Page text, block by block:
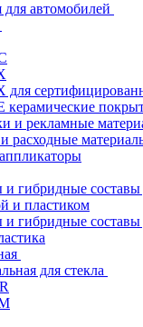
автомобилей
для
и рекламные
расходные
гибридные составы
и пластиком
гибридные составы
для стекла